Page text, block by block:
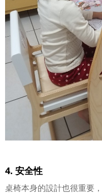
4. 安全性
桌椅本身的設計也很重要，